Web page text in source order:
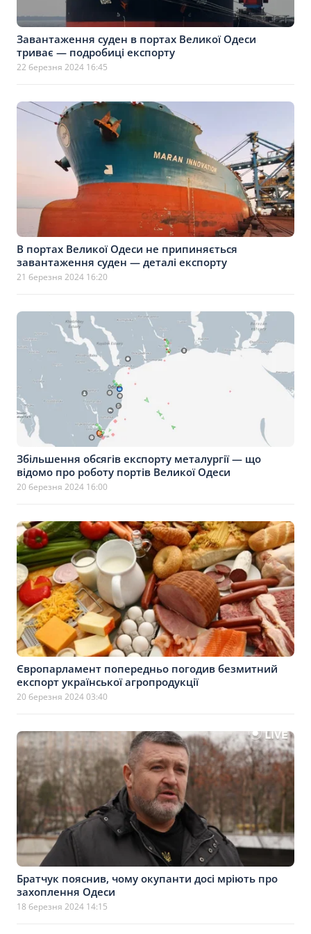
Завантаження суден в портах Великої Одеси
триває — подробиці експорту
22 березня 2024 16:45
В портах Великої Одеси не припиняється
завантаження суден — деталі експорту
21 березня 2024 16:20
Збільшення обсягів експорту металургії — що
відомо про роботу портів Великої Одеси
20 березня 2024 16:00
Європарламент попередньо погодив безмитний
експорт української агропродукції
20 березня 2024 03:40
Братчук пояснив, чому окупанти досі мріють про
захоплення Одеси
18 березня 2024 14:15